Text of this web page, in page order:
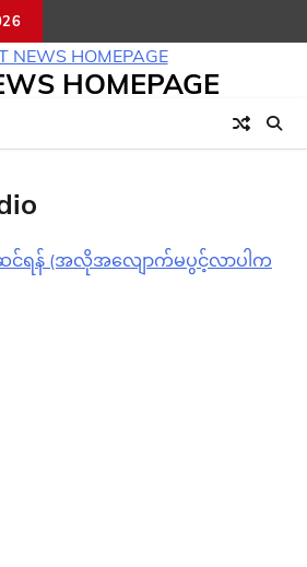
HOMEPAGE
င်ရန် (အလိုအလျောက်မပွင့်လာပါက